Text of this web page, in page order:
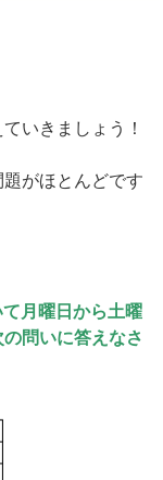
いきましょう！
がほとんどです
て月曜日から土曜
問いに答えなさ